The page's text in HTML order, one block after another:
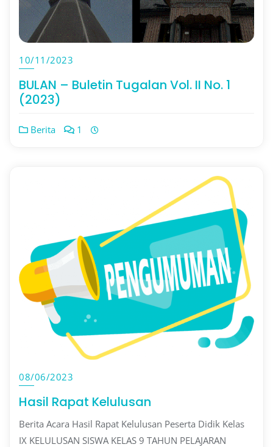
10/11/2023
BULAN – Buletin Tugalan Vol. II No. 1
(2023)
Berita 1
08/06/2023
Hasil Rapat Kelulusan
Berita Acara Hasil Rapat Kelulusan Peserta Didik Kelas
IX KELULUSAN SISWA KELAS 9 TAHUN PELAJARAN